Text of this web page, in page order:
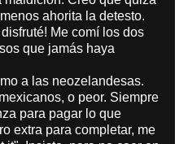
ahorita la detesto.
Me comí los dos
que jamás haya
a las neozelandesas.
o peor. Siempre
para pagar lo que
extra para completar, me